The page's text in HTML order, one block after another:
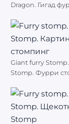
Dragon. Гигад
Giant furry
Stomp. Фурри